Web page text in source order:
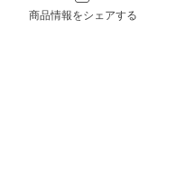
商品情報をシェアする